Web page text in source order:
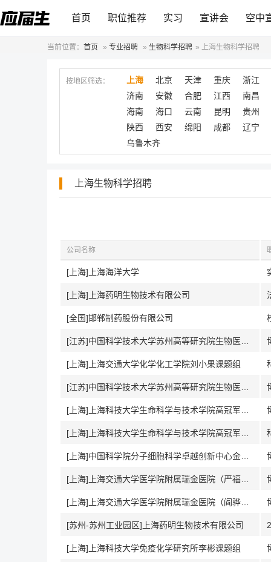
首页 职位推荐 实习 宣讲会 空中
当前位置： 首页 » 专业招聘 » 生物科学招聘 » 上海生物科学招聘
按地区筛选： 上海 北京 天津 重庆
浙江
济南
安徽 合肥 江西
南昌
海南
海口 云南 昆明
贵州
陕西
西安 绵阳 成都
辽宁
乌鲁木齐
上海生物科学招聘
公司名称
[上海]上海海洋大学
[上海]上海药明生物技术有限公司
[全国]邯郸制药股份有限公司
[上海]上海交通大学化学化工学院刘小果课题组
[苏州-苏州工业园区]上海药明生物技术有限公司
[上海]上海科技大学免疫化学研究所李彬课题组